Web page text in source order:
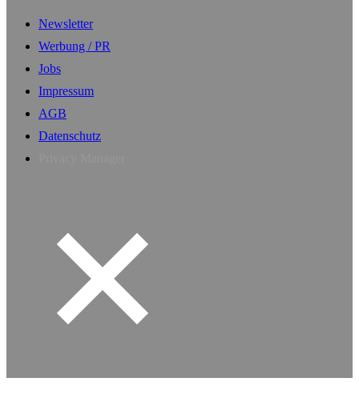
Newsletter
Werbung / PR
Jobs
Impressum
AGB
Datenschutz